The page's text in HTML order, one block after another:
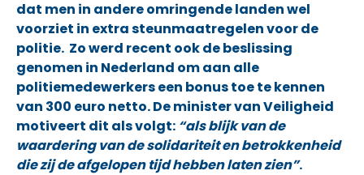
dat men in andere omringende landen wel
voorziet in extra steunmaatregelen voor de
politie. Zo werd recent ook de beslissing
genomen in Nederland om aan alle
politiemedewerkers een bonus toe te kennen
van 300 euro netto. De minister van Veiligheid
motiveert dit als volgt: “als blijk van de
waardering van de solidariteit en betrokkenheid
die zij de afgelopen tijd hebben laten zien”.